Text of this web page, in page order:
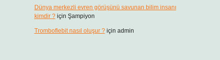
Dünya merkezli evren görüşünü savunan bilim insanı
kimdir ?için Şampiyon
Tromboflebit nasıl oluşur ?için admin